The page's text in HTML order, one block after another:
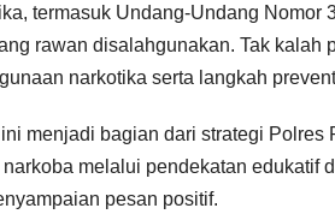
termasuk Undang-Undang Nomor
rawan disalahgunakan. Tak
narkotika serta langkah
menjadi bagian dari strategi
melalui pendekatan edukatif
pesan positif.